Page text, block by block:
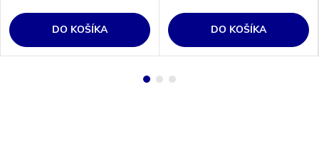
DO KOŠÍKA DO KOŠÍKA